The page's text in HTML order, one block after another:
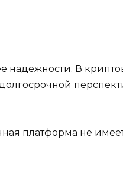
надежности. В
платформа не